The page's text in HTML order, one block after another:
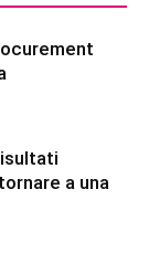
a una